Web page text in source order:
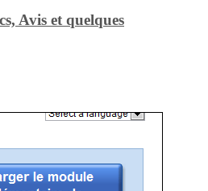
Avis et quelques